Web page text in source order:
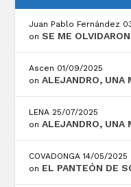
Juan Pablo Fernández
onSE ME
Ascen 01/09/2025
onALEJANDRO, UNA
LENA 25/07/2025
onALEJANDRO, UNA
COVADONGA 14/05/2025
on EL PANTEÓN DE